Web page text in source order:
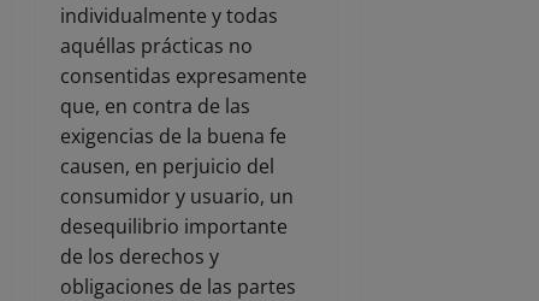
individualmente y todas
aquéllas prácticas no
consentidas expresamente
que, en contra de las
exigencias de la buena fe
causen, en perjuicio del
consumidor y usuario, un
desequilibrio importante
de los derechos y
obligaciones de las partes